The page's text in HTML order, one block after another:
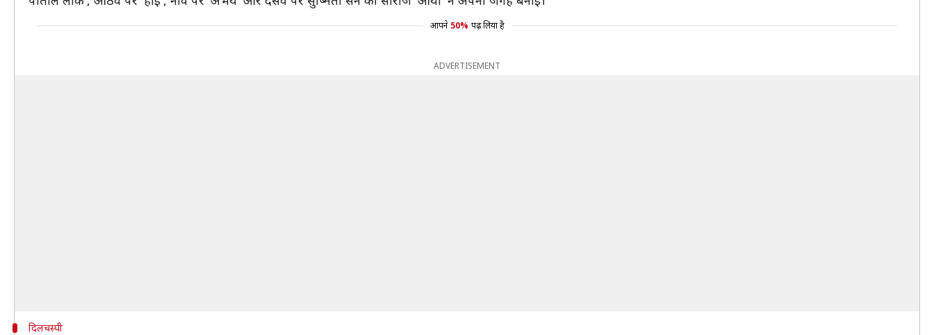
आपने 50% पढ़ लिया है
ADVERTISEMENT
दिलचस्पी